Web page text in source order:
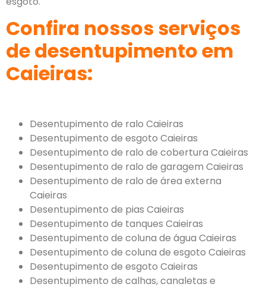
Confira nossos serviços
de desentupimento em
Caieiras:
Desentupimento de ralo Caieiras
Desentupimento de esgoto Caieiras
Desentupimento de ralo de cobertura Caieiras
Desentupimento de ralo de garagem Caieiras
Desentupimento de ralo de área externa
Caieiras
Desentupimento de pias Caieiras
Desentupimento de tanques Caieiras
Desentupimento de coluna de água Caieiras
Desentupimento de coluna de esgoto Caieiras
Desentupimento de esgoto Caieiras
Desentupimento de calhas, canaletas e